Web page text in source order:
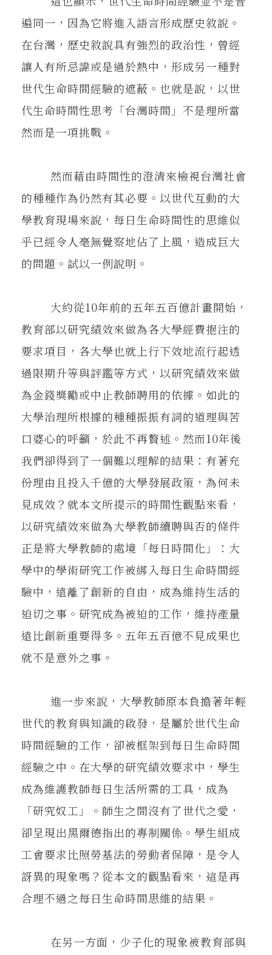
遍同一，因為它將進入語言形成歷史敘說。
在台灣，歷史敘說具有強烈的政治性，曾經
讓人有所忌諱或是過於熱中，形成另一種對
世代生命時間經驗的遮蔽。也就是說，以世
代生命時間性思考「台灣時間」不是理所當
然而是一項挑戰。
然而藉由時間性的澄清來檢視台灣社會
的種種作為仍然有其必要。以世代互動的大
學教育現場來說，每日生命時間性的思維似
乎已經令人毫無覺察地佔了上風，造成巨大
的問題。試以一例說明。
大約從10年前的五年五百億計畫開始，
教育部以研究績效來做為各大學經費挹注的
要求項目，各大學也就上行下效地流行起透
過限期升等與評鑑等方式，以研究績效來做
為金錢獎勵或中止教師聘用的依據。如此的
大學治理所根據的種種振振有詞的道理與苦
口婆心的呼籲，於此不再贅述。然而10年後
我們卻得到了一個難以理解的結果：有著充
份理由且投入千億的大學發展政策，為何未
見成效？就本文所提示的時間性觀點來看，
以研究績效來做為大學教師續聘與否的條件
正是將大學教師的處境「每日時間化」：大
學中的學術研究工作被綁入每日生命時間經
驗中，遠離了創新的自由，成為維持生活的
迫切之事。研究成為被迫的工作，維持產量
遠比創新重要得多。五年五百億不見成果也
就不是意外之事。
進一步來說，大學教師原本負擔著年輕
世代的教育與知識的啟發，是屬於世代生命
時間經驗的工作，卻被框架到每日生命時間
經驗之中。在大學的研究績效要求中，學生
成為維護教師每日生活所需的工具，成為
「研究奴工」。師生之間沒有了世代之愛，
卻呈現出黑爾德指出的專制關係。學生組成
工會要求比照勞基法的勞動者保障，是令人
訝異的現象嗎？從本文的觀點看來，這是再
合理不過之每日生命時間思維的結果。
在另一方面，少子化的現象被教育部與